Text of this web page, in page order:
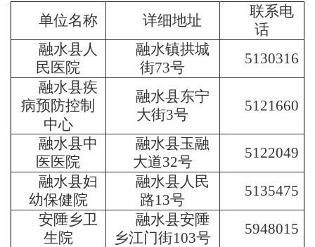
单位名称 详细地址
联系电
话
融水县人
民医院
融水镇拱城
街73号
5130316
融水县疾
病预防控制
中心
融水县东宁
大街3号
5121660
融水县中
医医院
融水县玉融
大道32号
5122049
融水县妇
幼保健院
融水县人民
路13号
5135475
安陲乡卫
生院
融水县安陲
乡江门街103号
5948015